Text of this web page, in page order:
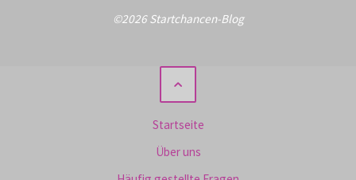
©2026 Startchancen-Blog
Startseite
Über uns